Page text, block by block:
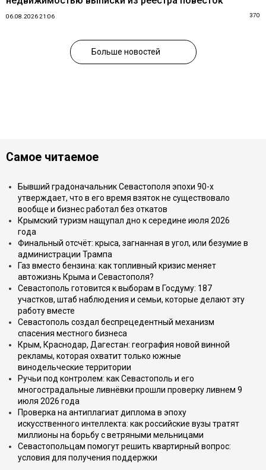
06.08.2026 21:06 370
Больше новостей
Самое читаемое
Бывший градоначальник Севастополя эпохи 90-х
утверждает, что в его время взяток не существовало
вообще и бизнес работал без откатов
Крымский туризм нащупал дно к середине июля 2026
года
Финальный отсчёт: крыса, загнанная в угол, или безумие в
администрации Трампа
Газ вместо бензина: как топливный кризис меняет
автожизнь Крыма и Севастополя?
Севастополь готовится к выборам в Госдуму: 187
участков, штаб наблюдения и семьи, которые делают эту
работу вместе
Севастополь создал беспрецедентный механизм
спасения местного бизнеса
Крым, Краснодар, Дагестан: география новой винной
рекламы, которая охватит только южные
винодельческие территории
Ручьи под контролем: как Севастополь и его
многострадальные ливнёвки прошли проверку ливнем 9
июля 2026 года
Проверка на антиплагиат диплома в эпоху
искусственного интеллекта: как российские вузы тратят
миллионы на борьбу с ветряными мельницами
Севастопольцам помогут решить квартирный вопрос:
условия для получения поддержки